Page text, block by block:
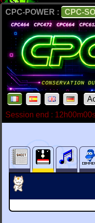
CPC-POWER : CPC-
Session end :